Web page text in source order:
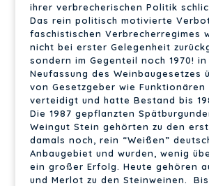
ihrer verbrecherischen Politik
Das rein politisch motivierte
faschistischen Verbrecherregimes
nicht bei erster Gelegenheit
sondern im Gegenteil noch 1970! in
Neufassung des Weinbaugesetzes
von Gesetzgeber wie
verteidigt und hatte Bestand bis
Die 1987 gepflanzten
Weingut Stein gehörten zu den
damals noch, rein “Weißen”
Anbaugebiet und wurden, wenig
ein großer Erfolg. Heute gehören
und Merlot zu den Steinweinen.